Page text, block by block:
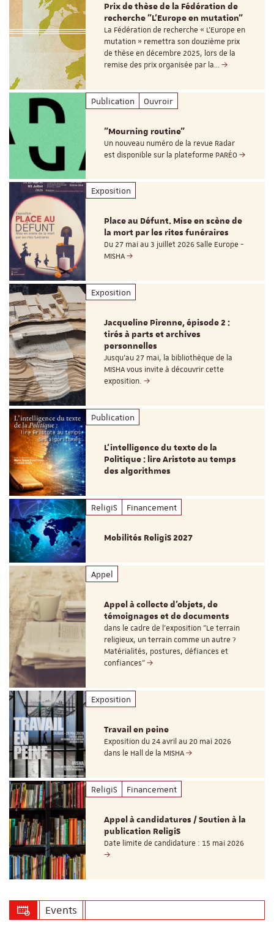
Prix de thèse de la Fédération de
recherche "L’Europe en mutation"
La Fédération de recherche « L’Europe en
mutation » remettra son douzième prix
de thèse en décembre 2025, lors de la
remise des prix organisée par la…
Publication Ouvroir
"Mourning routine"
Un nouveau numéro de la revue Radar
est disponible sur la plateforme PARÉO
Exposition
Place au Défunt. Mise en scène de
la mort par les rites funéraires
Du 27 mai au 3 juillet 2026 Salle Europe -
MISHA
Exposition
Jacqueline Pirenne, épisode 2 :
tirés à parts et archives
personnelles
Jusqu’au 27 mai, la bibliothèque de la
MISHA vous invite à découvrir cette
exposition.
Publication
L’intelligence du texte de la
Politique : lire Aristote au temps
des algorithmes
ReligiS Financement
Mobilités ReligiS 2027
Appel
Appel à collecte d'objets, de
témoignages et de documents
dans le cadre de l'exposition "Le terrain
religieux, un terrain comme un autre ?
Matérialités, postures, défiances et
confiances"
Exposition
Travail en peine
Exposition du 24 avril au 20 mai 2026
dans le Hall de la MISHA
ReligiS Financement
Appel à candidatures / Soutien à la
publication ReligiS
Date limite de candidature : 15 mai 2026
Events